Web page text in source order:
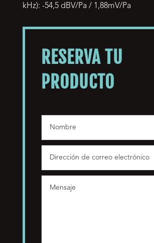
kHz): -54,5 dBV/Pa / 1,88mV/Pa
RESERVA TU
PRODUCTO